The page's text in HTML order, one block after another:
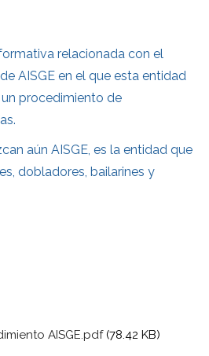
relacionada con el
AISGE en el que esta entidad
procedimiento de
aún AISGE, es la entidad que
dobladores, bailarines y
AISGE.pdf (78.42 KB)